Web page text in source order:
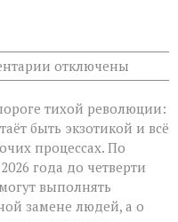
к
записи
не
придёт
табличкой
“вы
уволены” — он
тихо
перепишет
отключены
тихой революции:
быть экзотикой и всё
процессах. По
года до четверти
выполнять
замене людей, а о